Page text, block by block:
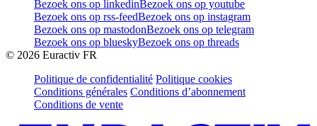
Bezoek ons op linkedinBezoek ons op youtube
Bezoek ons op rss-feedBezoek ons op instagram
Bezoek ons op mastodonBezoek ons op telegram
Bezoek ons op blueskyBezoek ons op threads
© 2026 Euractiv FR
Politique de confidentialité Politique cookies
Conditions générales Conditions d’abonnement
Conditions de vente